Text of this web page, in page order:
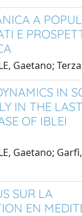
A
E
Gaetano;
IN
IN THE
OF IBLEI
Gaetano;
SUR LA
EN